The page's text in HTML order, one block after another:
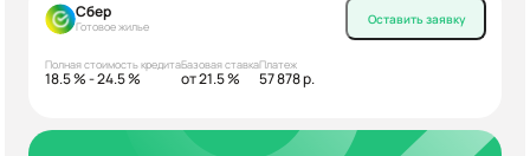
Сбер
Готовое жилье
Полная стоимость кредита
18.5 % - 24.5 %
Базовая ставка
от 21.5 %
Платеж
57 878 р.
Оставить заявку